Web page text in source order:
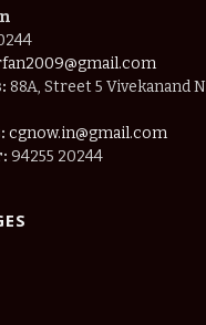
88A, Street 5 Vivekanand
cgnow.in@gmail.com
94255 20244